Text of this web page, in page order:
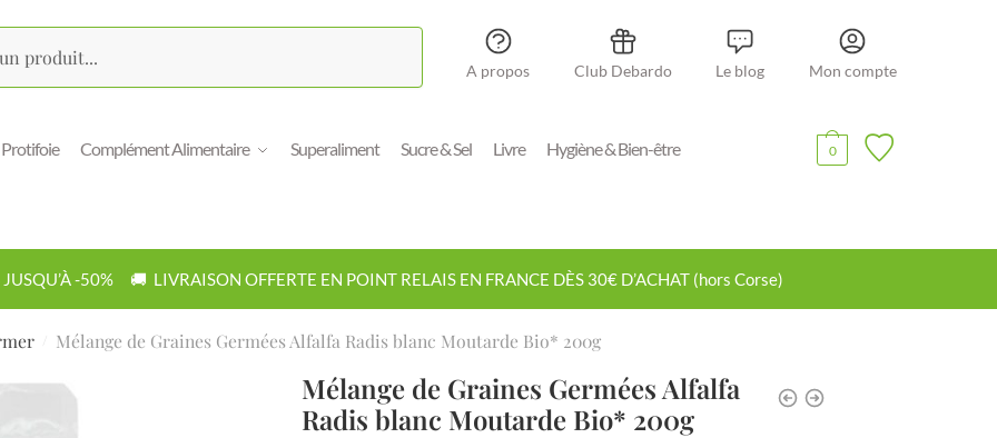
A propos Club Debardo Le blog Mon compte
Protifoie Complément Alimentaire Superaliment Sucre & Sel Livre Hygiène & Bien-être 0
-50% 🚚 LIVRAISON OFFERTE EN POINT RELAIS EN FRANCE DÈS 30€ D’ACHAT (hors Corse)
Mélange de Graines Germées Alfalfa Radis blanc Moutarde Bio* 200g
Mélange de Graines Germées Alfalfa
Radis blanc Moutarde Bio* 200g
communication Téléphone